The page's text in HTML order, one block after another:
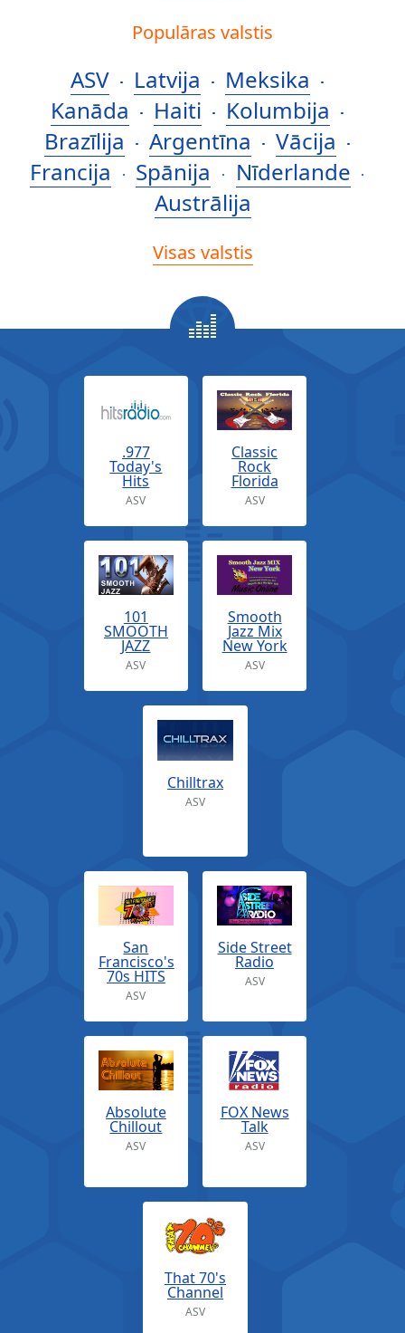
Populāras valstis
ASV Latvija
Meksika
Kanāda
Haiti
Kolumbija
Brazīlija
Argentīna
Vācija
Francija
Spānija
Nīderlande
Austrālija
Visas valstis
.977
Today's
Hits
ASV
Classic
Rock
Florida
ASV
101
SMOOTH
JAZZ
ASV
Smooth
Jazz Mix
New York
ASV
Chilltrax
ASV
San
Francisco's
70s HITS
ASV
Side Street
Radio
ASV
Absolute
Chillout
ASV
FOX News
Talk
ASV
That 70's
Channel
ASV